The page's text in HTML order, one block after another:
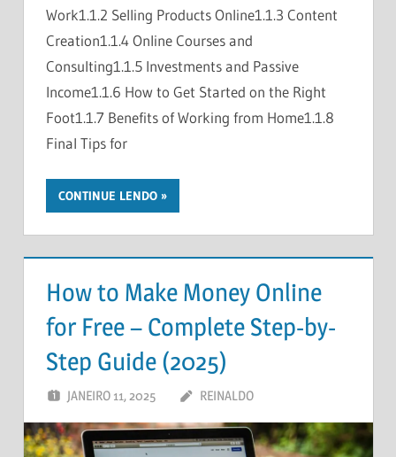
Work1.1.2 Selling Products Online1.1.3 Content
Creation1.1.4 Online Courses and
Consulting1.1.5 Investments and Passive
Income1.1.6 How to Get Started on the Right
Foot1.1.7 Benefits of Working from Home1.1.8
Final Tips for
CONTINUE LENDO
How to Make Money Online
for Free – Complete Step-by-
Step Guide (2025)
JANEIRO 11, 2025 REINALDO
COMENTÁRIO